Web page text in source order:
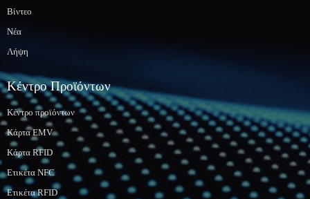
Βίντεο
Νέα
Λήψη
Κέντρο Προϊόντων
Κέντρο προϊόντων
Κάρτα EMV
Κάρτα RFID
Ετικέτα NFC
Ετικέτα RFID